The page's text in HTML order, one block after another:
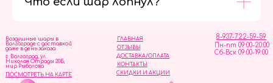
ОТЗЫВЫ
ГЛАВНАЯ
ДОСТАВКА/ОПЛАТА
СКИДКИ И АКЦИИ
КОНТАКТЫ
8-937-722-59-59
Пн-пт 09:00-20:00
Сб-Вск 09:00-19:00
Воздушные шары в
Волгограде с доставкой
даже в день заказа
г. Волгоград, ул.
Николая Отрады 20Б,
мир Рыболова
ПОСМОТРЕТЬ НА КАРТЕ